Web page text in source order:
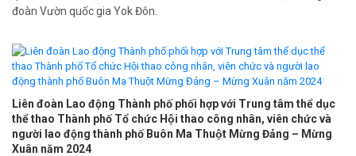
đoàn Vườn quốc gia Yok Đôn.
Liên đoàn Lao động Thành phố phối hợp với Trung tâm thể dục
thể thao Thành phố Tổ chức Hội thao công nhân, viên chức và
người lao động thành phố Buôn Ma Thuột Mừng Đảng – Mừng
Xuân năm 2024